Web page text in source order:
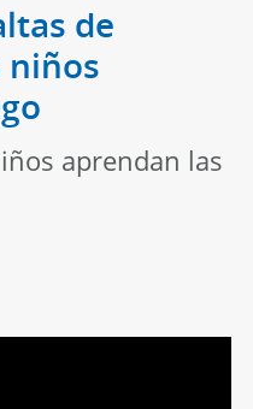
de
niños
aprendan las